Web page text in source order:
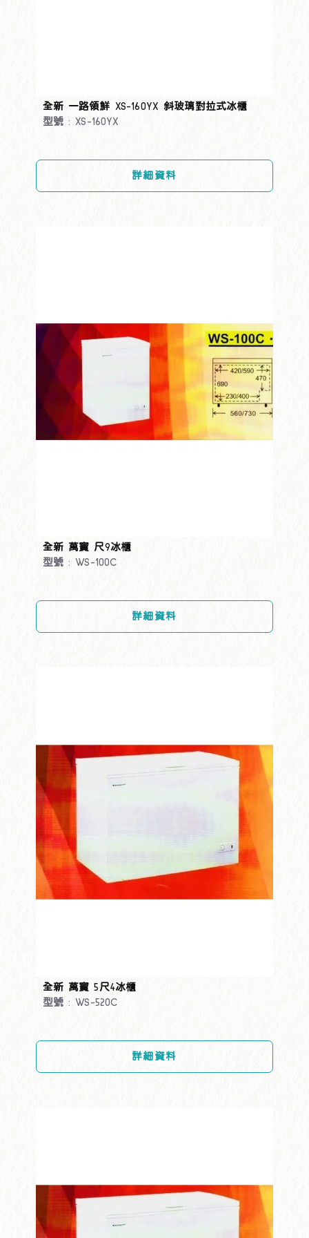
全新 一路領鮮 XS-160YX 斜玻璃對拉式冰櫃
型號 : XS-160YX
詳細資料
全新 萬寶 尺9冰櫃
型號 : WS-100C
詳細資料
全新 萬寶 5尺4冰櫃
型號 : WS-520C
詳細資料